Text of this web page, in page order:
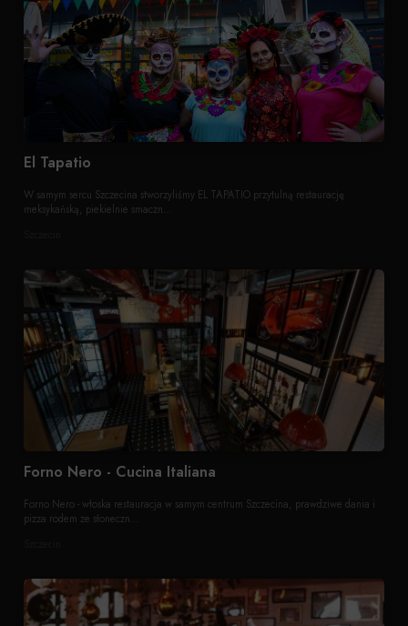
El Tapatio
W samym sercu Szczecina stworzyliśmy EL TAPATIO przytulną restaurację
meksykańską, piekielnie smaczn...
Forno Nero - Cucina Italiana
Forno Nero - włoska restauracja w samym centrum Szczecina, prawdziwe dania i
pizza rodem ze słoneczn...